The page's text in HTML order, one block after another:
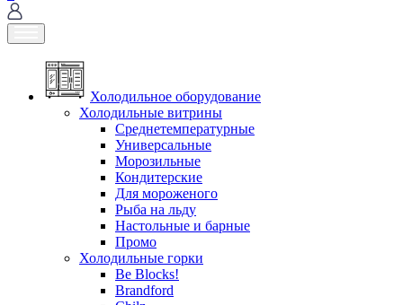
Холодильное оборудование
Холодильные витрины
Среднетемпературные
Универсальные
Морозильные
Кондитерские
Для мороженого
Рыба на льду
Настольные и барные
Промо
Холодильные горки
Be Blocks!
Brandford